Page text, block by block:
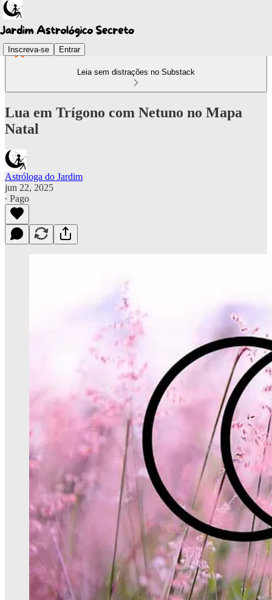
Inscreva-se Entrar
Leia sem distrações no Substack
Lua em Trígono com Netuno no Mapa
Natal
Astróloga do Jardim
jun 22, 2025
∙ Pago